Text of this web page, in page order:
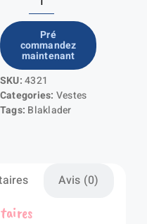
quantité
de
Manteau
de
pluie
niveau
Pré
commandez
maintenant
SKU:4321
Categories: Vestes
Tags: Blaklader
Avis (0)